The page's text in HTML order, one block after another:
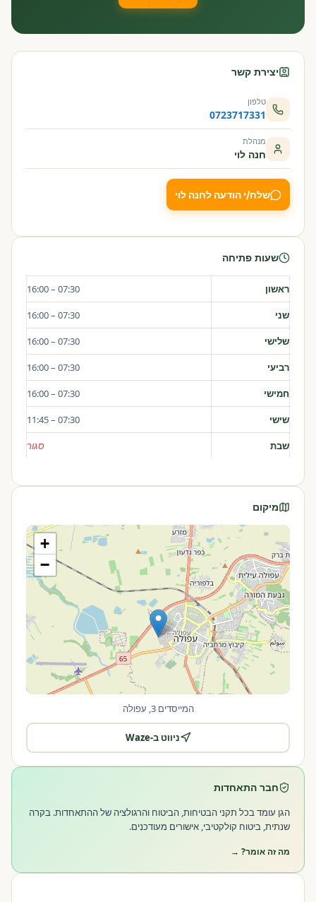
יצירת קשר
טלפון
0723717331
מנהלת
חנה לוי
שלח/י הודעה לחנה לוי
שעות פתיחה
ראשון 07:30 – 16:00
שני 07:30 – 16:00
שלישי 07:30 – 16:00
רביעי 07:30 – 16:00
חמישי 07:30 – 16:00
שישי 07:30 – 11:45
שבת סגור
מיקום
+
−
המייסדים 3, עפולה
ניווט ב-Waze
חבר התאחדות
הגן עומד בכל תקני הבטיחות, הביטוח והרגולציה של ההתאחדות. בקרה
שנתית, ביטוח קולקטיבי, אישורים מעודכנים.
מה זה אומר? →